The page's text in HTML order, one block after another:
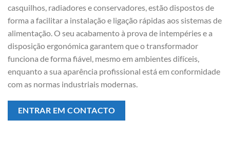
casquilhos, radiadores e conservadores, estão dispostos de
forma a facilitar a instalação e ligação rápidas aos sistemas de
alimentação. O seu acabamento à prova de intempéries e a
disposição ergonómica garantem que o transformador
funciona de forma fiável, mesmo em ambientes difíceis,
enquanto a sua aparência profissional está em conformidade
com as normas industriais modernas.
ENTRAR EM CONTACTO